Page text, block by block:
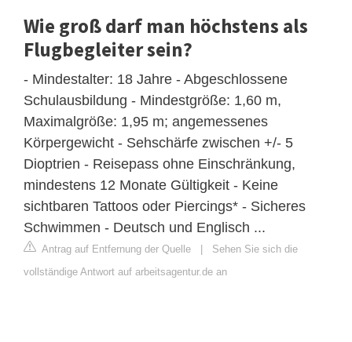
Wie groß darf man höchstens als
Flugbegleiter sein?
- Mindestalter: 18 Jahre - Abgeschlossene
Schulausbildung - Mindestgröße: 1,60 m,
Maximalgröße: 1,95 m; angemessenes
Körpergewicht - Sehschärfe zwischen +/- 5
Dioptrien - Reisepass ohne Einschränkung,
mindestens 12 Monate Gültigkeit - Keine
sichtbaren Tattoos oder Piercings* - Sicheres
Schwimmen - Deutsch und Englisch ...
Antrag auf Entfernung der Quelle | Sehen Sie sich die
vollständige Antwort auf arbeitsagentur.de an